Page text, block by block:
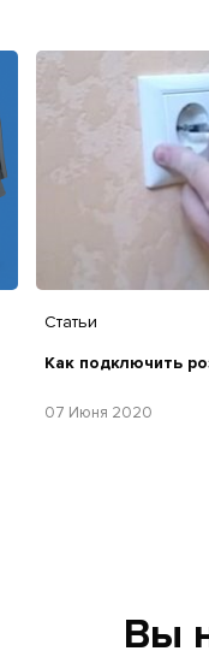
Статьи
Как подключить
07 Июня 2020
Вы